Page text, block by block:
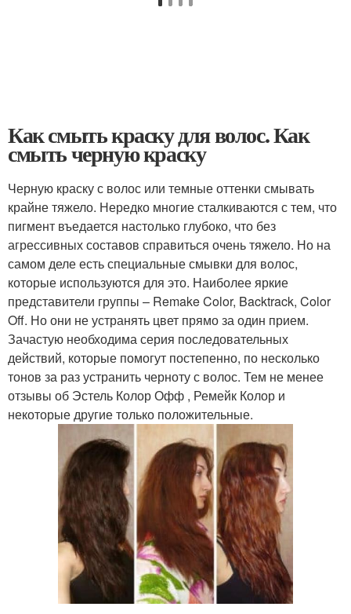
Как смыть краску для волос. Как
смыть черную краску
Черную краску с волос или темные оттенки смывать
крайне тяжело. Нередко многие сталкиваются с тем, что
пигмент въедается настолько глубоко, что без
агрессивных составов справиться очень тяжело. Но на
самом деле есть специальные смывки для волос,
которые используются для это. Наиболее яркие
представители группы – Remake Color, Backtrack, Color
Off. Но они не устранять цвет прямо за один прием.
Зачастую необходима серия последовательных
действий, которые помогут постепенно, по несколько
тонов за раз устранить черноту с волос. Тем не менее
отзывы об Эстель Колор Офф , Ремейк Колор и
некоторые другие только положительные.